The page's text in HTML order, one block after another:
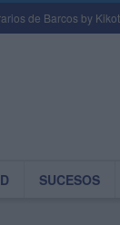
de Barcos by
SUCESOS